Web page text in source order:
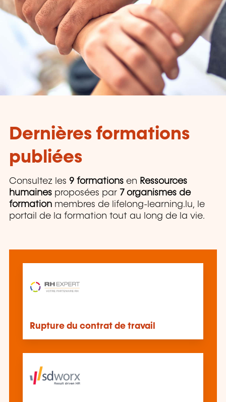
Dernières formations
publiées
Consultez les 9 formations en Ressources
humaines proposées par 7 organismes de
formation membres de lifelong-learning.lu, le
portail de la formation tout au long de la vie.
Rupture du contrat de travail